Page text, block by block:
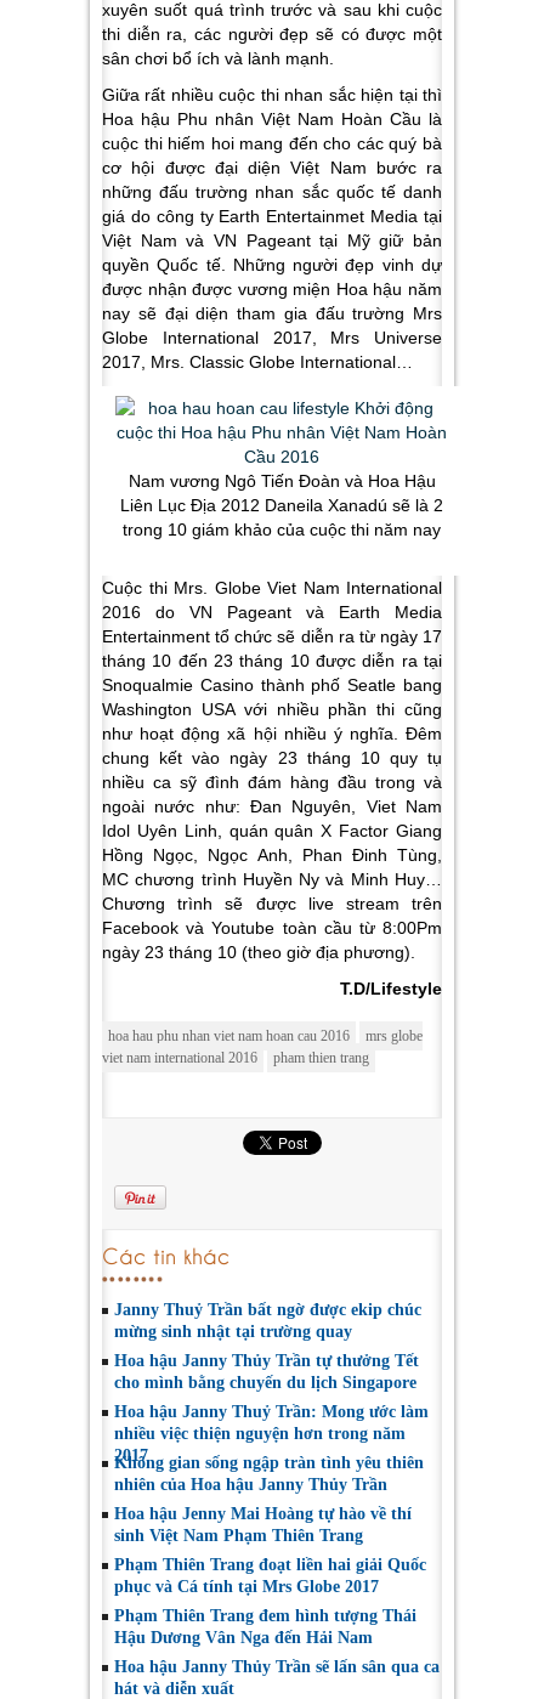
xuyên suốt quá trình trước và sau khi cuộc
thi diễn ra, các người đẹp sẽ có được một
sân chơi bổ ích và lành mạnh.
Giữa rất nhiều cuộc thi nhan sắc hiện tại thì
Hoa hậu Phu nhân Việt Nam Hoàn Cầu là
cuộc thi hiếm hoi mang đến cho các quý bà
cơ hội được đại diện Việt Nam bước ra
những đấu trường nhan sắc quốc tế danh
giá do công ty Earth Entertainmet Media tại
Việt Nam và VN Pageant tại Mỹ giữ bản
quyền Quốc tế. Những người đẹp vinh dự
được nhận được vương miện Hoa hậu năm
nay sẽ đại diện tham gia đấu trường Mrs
Globe International 2017, Mrs Universe
2017, Mrs. Classic Globe International…
Nam vương Ngô Tiến Đoàn và Hoa Hậu
Liên Lục Địa 2012 Daneila Xanadú sẽ là 2
trong 10 giám khảo của cuộc thi năm nay
Cuộc thi Mrs. Globe Viet Nam International
2016 do VN Pageant và Earth Media
Entertainment tổ chức sẽ diễn ra từ ngày 17
tháng 10 đến 23 tháng 10 được diễn ra tại
Snoqualmie Casino thành phố Seatle bang
Washington USA với nhiều phần thi cũng
như hoạt động xã hội nhiều ý nghĩa. Đêm
chung kết vào ngày 23 tháng 10 quy tụ
nhiều ca sỹ đình đám hàng đầu trong và
ngoài nước như: Đan Nguyên, Viet Nam
Idol Uyên Linh, quán quân X Factor Giang
Hồng Ngọc, Ngọc Anh, Phan Đinh Tùng,
MC chương trình Huyền Ny và Minh Huy…
Chương trình sẽ được live stream trên
Facebook và Youtube toàn cầu từ 8:00Pm
ngày 23 tháng 10 (theo giờ địa phương).
T.D/Lifestyle
hoa hau phu nhan viet nam hoan cau 2016
mrs globe
viet nam international 2016
pham thien trang
Các tin khác
Janny Thuỷ Trần bất ngờ được ekip chúc
mừng sinh nhật tại trường quay
Hoa hậu Janny Thủy Trần tự thưởng Tết
cho mình bằng chuyến du lịch Singapore
Hoa hậu Janny Thuỷ Trần: Mong ước làm
nhiều việc thiện nguyện hơn trong năm
2017
Không gian sống ngập tràn tình yêu thiên
nhiên của Hoa hậu Janny Thủy Trần
Hoa hậu Jenny Mai Hoàng tự hào về thí
sinh Việt Nam Phạm Thiên Trang
Phạm Thiên Trang đoạt liền hai giải Quốc
phục và Cá tính tại Mrs Globe 2017
Phạm Thiên Trang đem hình tượng Thái
Hậu Dương Vân Nga đến Hải Nam
Hoa hậu Janny Thủy Trần sẽ lấn sân qua ca
hát và diễn xuất